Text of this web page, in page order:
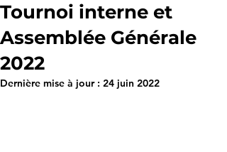
Tournoi interne et
Assemblée Générale
2022
Dernière mise à jour : 24 juin 2022